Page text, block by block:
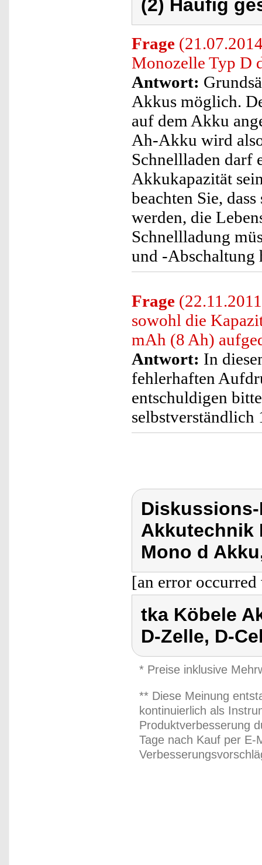
(2) Häufig
Frage
Monozelle Typ D
Antwort:
Akkus möglich.
auf dem Akku
Ah-Akku wird
Schnellladen darf
Akkukapazität
beachten Sie,
werden, die
Schnellladung
und -Abschaltung
Frage
sowohl die
mAh (8 Ah)
Antwort: In
fehlerhaften
entschuldigen
selbstverständlich
Akkutechnik
Mono d
[an error
tka Köbele
D-Zelle, D-
* Preise inklusive
** Diese Meinung
kontinuierlich als
Produktverbesserung
Tage nach Kauf per E-